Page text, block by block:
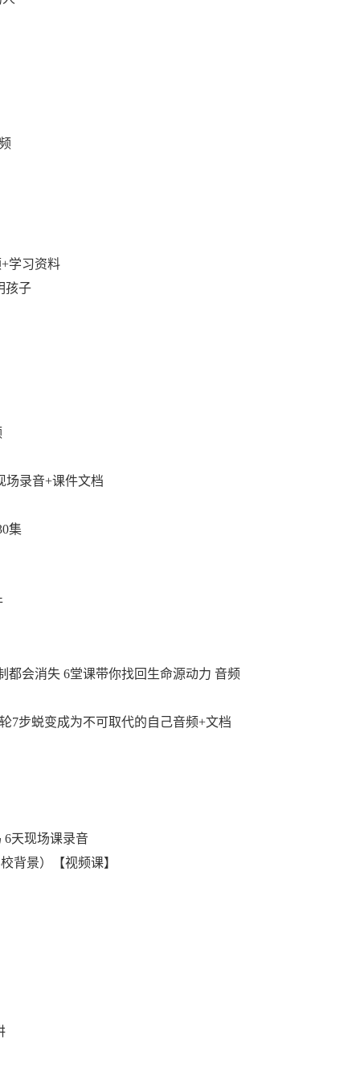
学习资料
孩子
场录音+课件文档
集
都会消失 6堂课带你找回生命源动力 音频
7步蜕变成为不可取代的自己音频+文档
6天现场课录音
背景）【视频课】